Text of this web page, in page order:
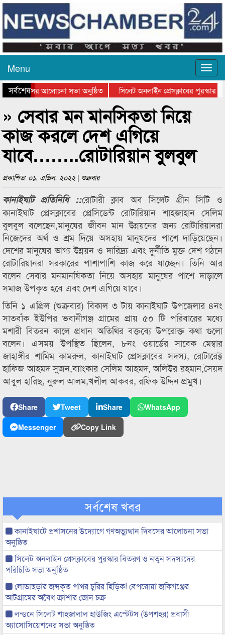
Menu
সর্বশেষ
দিবসের আলোচনা সভা অনুষ্ঠিত
সিলেট অনলাইন প্রেসক্লাবের পুরস্কার
কানাইঘাটের কিশোর আহাদের খুনি
» সেবার মন মানসিকতা নিয়ে
কাজ করলে দেশ এগিয়ে
যাবে……..রোটারিয়ান বুলবুল
প্রকাশিত: ০১. এপ্রিল. ২০২২ | শুক্রবার
কানাইঘাট প্রতিনিধি ::রোটারী ক্লাব অব সিলেট গ্রীন সিটি ও
কানাইঘাট প্রেসক্লাবের প্রেসিডেন্ট রোটারিয়ান শাহজাহান সেলিম
বুলবুল বলেছেন,মানুষের জীবন মান উন্নয়নের জন্য রোটারিয়ানরা
নিজেদের অর্থ ও শ্রম দিয়ে অসহায় মানুষদের পাশে দাড়িয়েছেন।
দেশের মানুষের ভাগ্য উন্নয়ন ও দারিদ্র্য এবং দুর্নীতি মুক্ত দেশ গঠনে
রোটারিয়ানরা সরকারের পাশাপাশি কাজ করে যাচ্ছেন। তিনি আর
বলেন সেবার মনমানষিকতা নিয়ে অসহায় মানুষের পাশে দাড়ালে
সমাজ উপকৃত হবে এবং দেশ এগিয়ে যাবে।
তিনি ১ এপ্রিল (শুক্রবার) বিকাল ৩ টায় কানাইঘাট উপজেলার ৪নং
সাতবাঁক ইউপির ভবানীগঞ্জ গ্রামের প্রায় ৫০ টি পরিবারের মধ্যে
মশারী বিতরন কালে প্রধান অতিথির বক্তব্যে উপরোক্ত কথা গুলো
বলেন। এসময় উপস্থিত ছিলেন, ৮নং ওয়ার্ডের সাবেক মেম্বার
জাহাঙ্গীর শামিম কামরুল, কানাইঘাট প্রেসক্লাবের সদস্য, রোটারেক্ট
হাফিজ আহমদ সুজন,ব্যাংকার সেলিম আহমদ, অলিউর রহমান,সৈয়দ
আবুল হারিছ, নুরুল আলম,খলীল আকবর, রফিক উদ্দিন প্রমুখ।
Share Tweet Share
WhatsApp
Messenger
Copy Link
সর্বশেষ খবর
কানাইঘাটে প্রশাসনের উদ্যোগে গণঅভ্যুত্থান দিবসের আলোচনা সভা
অনুষ্ঠিত
সিলেট অনলাইন প্রেসক্লাবের পুরস্কার বিতরণ ও নতুন সদস্যদের
পরিচিতি সভা অনুষ্ঠিত
লোভাছড়ার জব্দকৃত পাথর চুরির হিড়িক! বেপরোয়া জকিগঞ্জের
আটগ্রামের অবৈধ ক্রাশার জোন চক্র
লন্ডনে সিলেট শাহজালাল হাউজিং এস্টেটস (উপশহর) প্রবাসী
অ্যাসোসিয়েশনের সভা অনুষ্ঠিত